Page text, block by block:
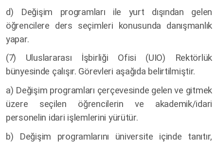
d) Değişim programları ile yurt dışından gelen
öğrencilere ders seçimleri konusunda danışmanlık
yapar.
(7) Uluslararası İşbirliği Ofisi (UIO) Rektörlük
bünyesinde çalışır. Görevleri aşağıda belirtilmiştir.
a) Değişim programları çerçevesinde gelen ve gitmek
üzere seçilen öğrencilerin ve akademik/idari
personelin idari işlemlerini yürütür.
b) Değişim programlarını üniversite içinde tanıtır,